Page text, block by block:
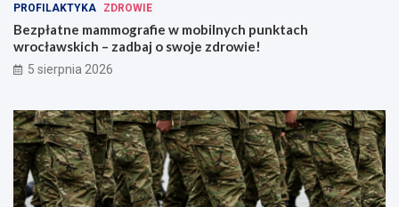
PROFILAKTYKA ZDROWIE
Bezpłatne mammografie w mobilnych punktach
wrocławskich – zadbaj o swoje zdrowie!
5 sierpnia 2026